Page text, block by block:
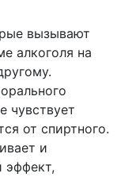
вызывают
алкоголя на
чувствует
от спиртного.
и
эффект,